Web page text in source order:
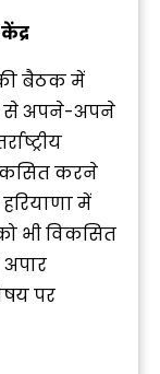
बैठक में
से अपने-अपने
करने
में
भी विकसित
पर